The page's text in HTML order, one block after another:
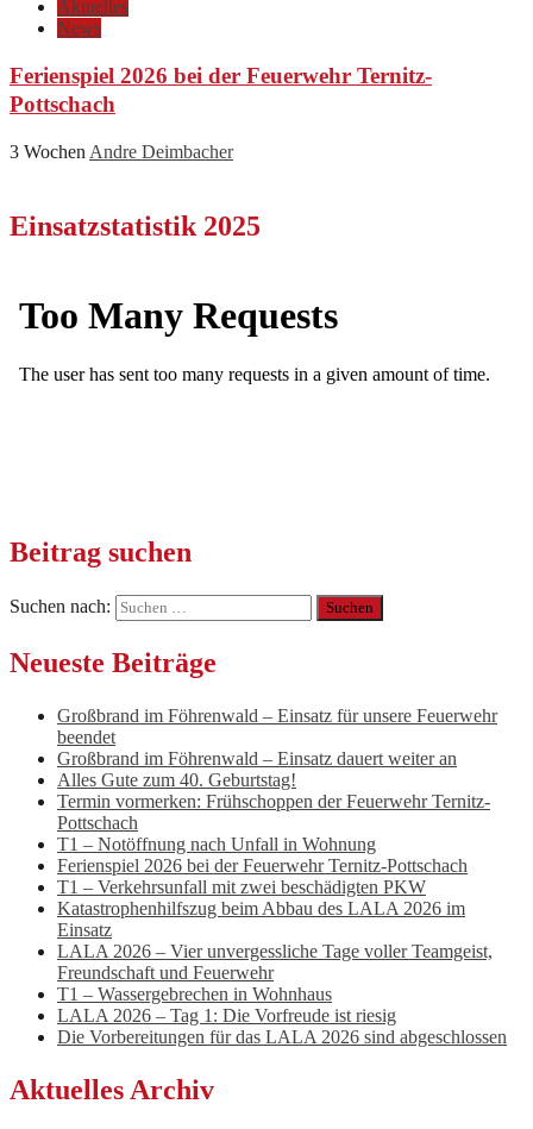
Aktuelles
News
Ferienspiel 2026 bei der Feuerwehr Ternitz-
Pottschach
3 Wochen Andre Deimbacher
Einsatzstatistik 2025
Beitrag suchen
Suchen nach:
Neueste Beiträge
Großbrand im Föhrenwald – Einsatz für unsere Feuerwehr
beendet
Großbrand im Föhrenwald – Einsatz dauert weiter an
Alles Gute zum 40. Geburtstag!
Termin vormerken: Frühschoppen der Feuerwehr Ternitz-
Pottschach
T1 – Notöffnung nach Unfall in Wohnung
Ferienspiel 2026 bei der Feuerwehr Ternitz-Pottschach
T1 – Verkehrsunfall mit zwei beschädigten PKW
Katastrophenhilfszug beim Abbau des LALA 2026 im
Einsatz
LALA 2026 – Vier unvergessliche Tage voller Teamgeist,
Freundschaft und Feuerwehr
T1 – Wassergebrechen in Wohnhaus
LALA 2026 – Tag 1: Die Vorfreude ist riesig
Die Vorbereitungen für das LALA 2026 sind abgeschlossen
Aktuelles Archiv